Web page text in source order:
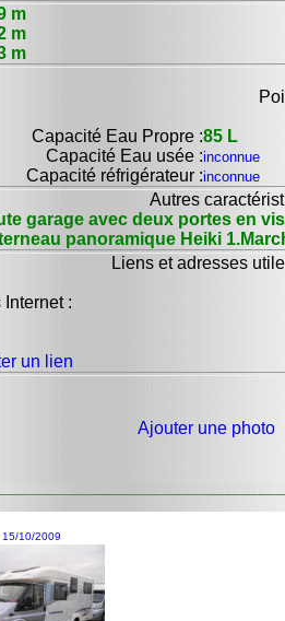
m
m
m
Capacité Eau Propre :85 L
Capacité Eau usée :inconnue
Capacité réfrigérateur :inconnue
Autres
garage avec deux portes en
panoramique Heiki
Liens et adresses
Internet :
un lien
Ajouter une photo
15/10/2009